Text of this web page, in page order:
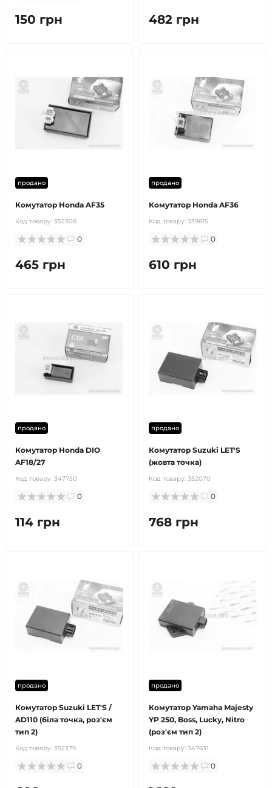
150 грн 482 грн
продано
Комутатор Honda AF35
Код товару: 352308
0
465 грн
продано
Комутатор Honda AF36
Код товару: 339615
0
610 грн
продано
Комутатор Honda DIO
AF18/27
Код товару: 347750
0
114 грн
продано
Комутатор Suzuki LET'S
(жовта точка)
Код товару: 352070
0
768 грн
продано
Комутатор Suzuki LET'S /
AD110 (біла точка, роз'єм
тип 2)
Код товару: 352379
0
продано
Комутатор Yamaha Majesty
YP 250, Boss, Lucky, Nitro
(роз'єм тип 2)
Код товару: 347631
0